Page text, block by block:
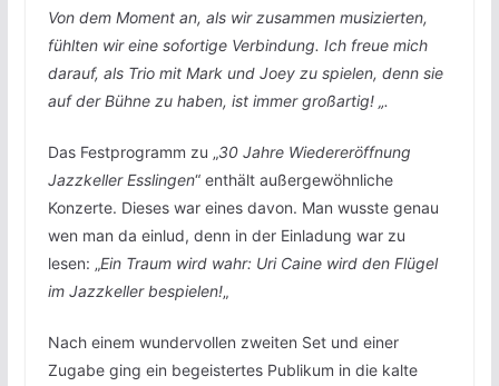
Von dem Moment an, als wir zusammen musizierten,
fühlten wir eine sofortige Verbindung. Ich freue mich
darauf, als Trio mit Mark und Joey zu spielen, denn sie
auf der Bühne zu haben, ist immer großartig! „.
Das Festprogramm zu „30 Jahre Wiedereröffnung
Jazzkeller Esslingen“ enthält außergewöhnliche
Konzerte. Dieses war eines davon. Man wusste genau
wen man da einlud, denn in der Einladung war zu
lesen: „Ein Traum wird wahr: Uri Caine wird den Flügel
im Jazzkeller bespielen!„
Nach einem wundervollen zweiten Set und einer
Zugabe ging ein begeistertes Publikum in die kalte